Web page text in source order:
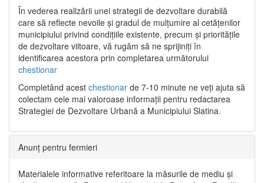
În vederea realizării unei strategii de dezvoltare durabilă
care să reflecte nevoile și gradul de mulțumire al cetățenilor
municipiului privind condițiile existente, precum și prioritățile
de dezvoltare viitoare, vă rugăm să ne sprijiniți în
identificarea acestora prin completarea următorului
chestionar
Completând acest chestionar de 7-10 minute ne veți ajuta să
colectam cele mai valoroase informații pentru redactarea
Strategiei de Dezvoltare Urbană a Municipiului Slatina.
Anunț pentru fermieri
Materialele informative referitoare la măsurile de mediu și